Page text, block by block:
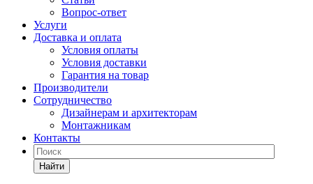
Вопрос-ответ
Услуги
Доставка и оплата
Условия оплаты
Условия доставки
Гарантия на товар
Производители
Сотрудничество
Дизайнерам и архитекторам
Монтажникам
Контакты
Найти